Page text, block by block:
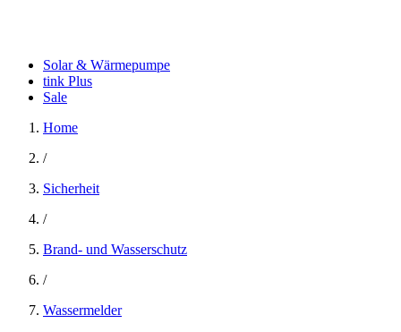
Solar & Wärmepumpe
tink Plus
Sale
Home
/
Sicherheit
/
Brand- und Wasserschutz
/
Wassermelder